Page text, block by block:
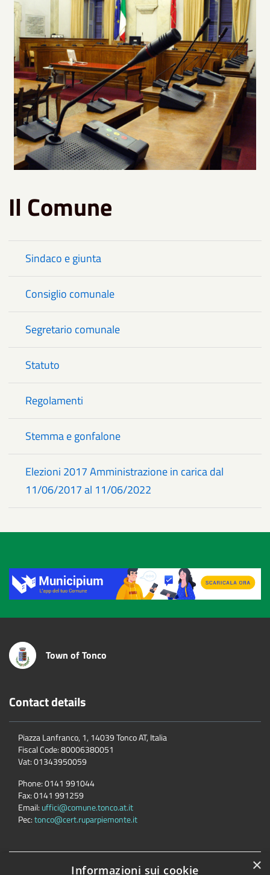
Il Comune
Sindaco e giunta
Consiglio comunale
Segretario comunale
Statuto
Regolamenti
Stemma e gonfalone
Elezioni 2017 Amministrazione in carica dal
11/06/2017 al 11/06/2022
Title
Town of Tonco
Contact details
Piazza Lanfranco, 1, 14039 Tonco AT, Italia
Fiscal Code:80006380051
Vat:01343950059
Phone:0141 991044
Fax:0141 991259
Email: uffici@comune.tonco.at.it
Pec:tonco@cert.ruparpiemonte.it
Accessibility Privacy Cookie Sitemap ×
Informazioni sui cookie